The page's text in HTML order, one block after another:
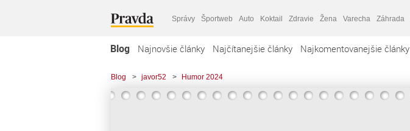
Správy Športweb Auto Koktail Zdravie Žena Varecha Záhrada
Blog Najnovšie články Najčítanejšie články Najkomentovanejšie články
Blog > javor52 > Humor 2024